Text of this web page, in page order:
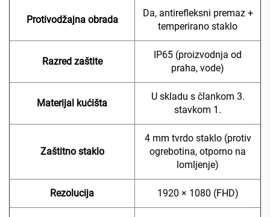
Protivodžajna obrada
Da, antirefleksni premaz +
temperirano staklo
Razred zaštite
IP65 (proizvodnja od
praha, vode)
Materijal kućišta
U skladu s člankom 3.
stavkom 1.
Zaštitno staklo
4 mm tvrdo staklo (protiv
ogrebotina, otporno na
lomljenje)
Rezolucija 1920 × 1080 (FHD)